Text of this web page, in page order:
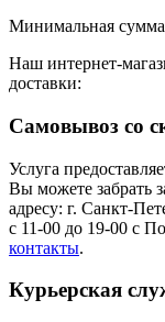
Минимальная сумма
Наш интернет-
доставки:
Самовывоз со
Услуга
Вы можете забрать
адресу: г. Санкт-
с 11-00 до 19-00 с
контакты.
Курьерская